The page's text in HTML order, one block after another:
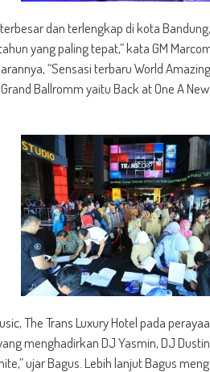
dan terlengkap di kota
yang paling tepat,” kata GM
“Sensasi terbaru World
Ballromm yaitu Back at One A
The Trans Luxury Hotel pada
menghadirkan DJ Yasmin, DJ
ujar Bagus. Lebih lanjut Bagus